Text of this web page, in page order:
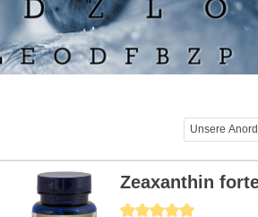
Durchschnittliche
Zeaxanthin